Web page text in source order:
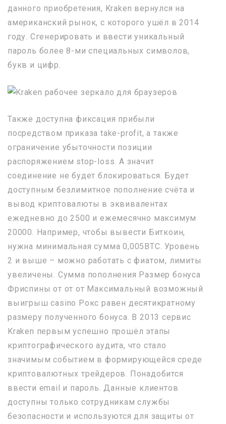
данного приобретения, Kraken вернулся на
американский рынок, с которого ушёл в 2014
году. Сгенерировать и ввести уникальный
пароль более 8-ми специальных символов,
букв и цифр.
Также доступна фиксация прибыли
посредством приказа take-profit, а также
ограничение убыточности позиции
распоряжением stop-loss. А значит
соединение не будет блокироваться. Будет
доступным безлимитное пополнение счёта и
вывод криптовалюты в эквивалентах
ежедневно до 2500 и ежемесячно максимум
20000. Например, чтобы вывести Биткоин,
нужна минимальная сумма 0,005BTC. Уровень
2 и выше – можно работать с фиатом, лимиты
увеличены. Сумма пополнения Размер бонуса
Фриспины от от от Максимальный возможный
выигрыш casino Рокс равен десятикратному
размеру полученного бонуса. В 2013 сервис
Kraken первым успешно прошёл этапы
криптографического аудита, что стало
значимым событием в формирующейся среде
криптовалютных трейдеров. Понадобится
ввести email и пароль. Данные клиентов
доступны только сотрудникам службы
безопасности и используются для защиты от